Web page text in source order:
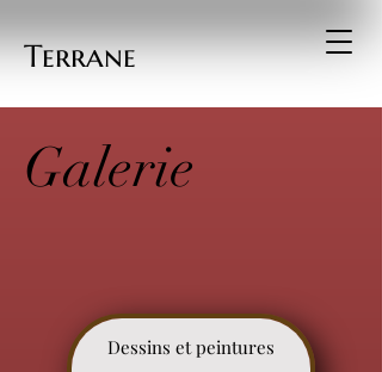
Terrane
Galerie
Dessins et peintures